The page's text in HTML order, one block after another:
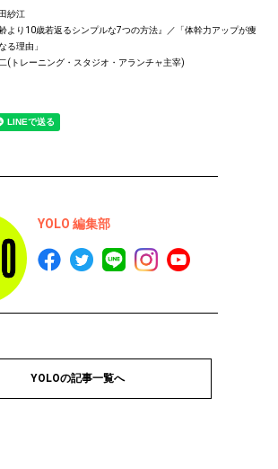
紗江
より10歳若返るシンプルな7つの方法』／「体幹力アップが痩
る理由」
(トレーニング・スタジオ・アランチャ主宰)
YOLO 編集部
YOLOの記事一覧へ